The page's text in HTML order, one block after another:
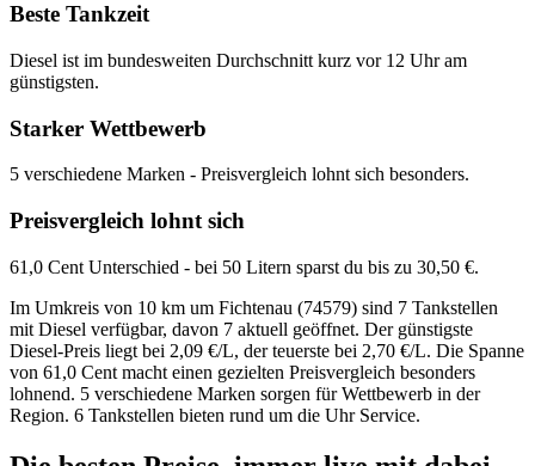
Beste Tankzeit
Diesel ist im bundesweiten Durchschnitt kurz vor 12 Uhr am
günstigsten.
Starker Wettbewerb
5 verschiedene Marken - Preisvergleich lohnt sich besonders.
Preisvergleich lohnt sich
61,0 Cent Unterschied - bei 50 Litern sparst du bis zu 30,50 €.
Im Umkreis von 10 km um Fichtenau (74579) sind 7 Tankstellen
mit Diesel verfügbar, davon 7 aktuell geöffnet. Der günstigste
Diesel-Preis liegt bei 2,09 €/L, der teuerste bei 2,70 €/L. Die Spanne
von 61,0 Cent macht einen gezielten Preisvergleich besonders
lohnend. 5 verschiedene Marken sorgen für Wettbewerb in der
Region. 6 Tankstellen bieten rund um die Uhr Service.